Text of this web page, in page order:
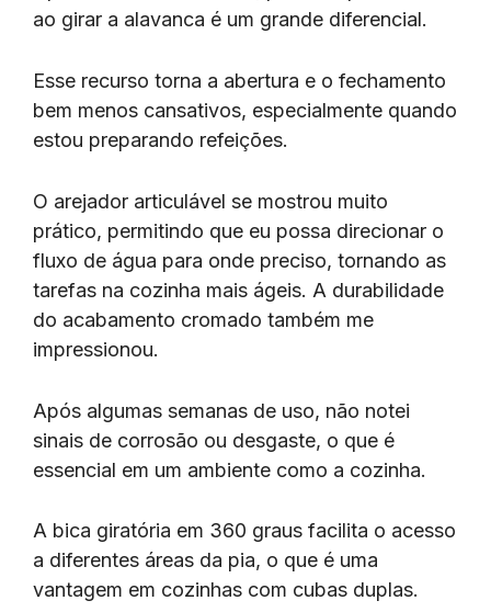
ao girar a alavanca é um grande diferencial.
Esse recurso torna a abertura e o fechamento
bem menos cansativos, especialmente quando
estou preparando refeições.
O arejador articulável se mostrou muito
prático, permitindo que eu possa direcionar o
fluxo de água para onde preciso, tornando as
tarefas na cozinha mais ágeis. A durabilidade
do acabamento cromado também me
impressionou.
Após algumas semanas de uso, não notei
sinais de corrosão ou desgaste, o que é
essencial em um ambiente como a cozinha.
A bica giratória em 360 graus facilita o acesso
a diferentes áreas da pia, o que é uma
vantagem em cozinhas com cubas duplas.